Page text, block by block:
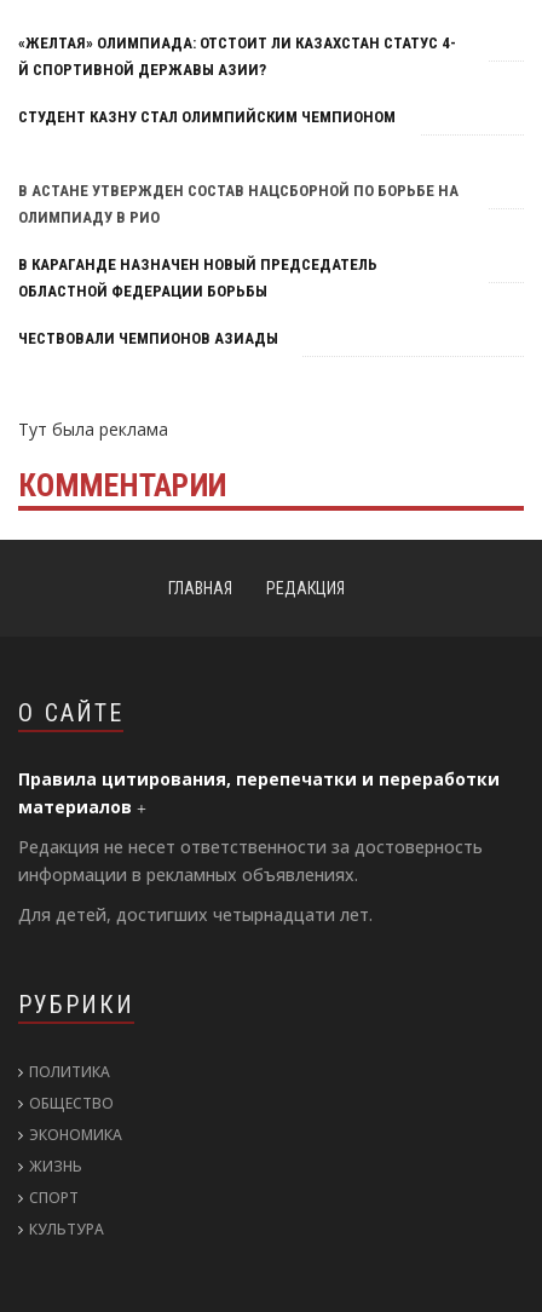
Тут была реклама
«ЖЕЛТАЯ» ОЛИМПИАДА: ОТСТОИТ ЛИ КАЗАХСТАН СТАТУС 4-
Й СПОРТИВНОЙ ДЕРЖАВЫ АЗИИ?
СТУДЕНТ КАЗНУ СТАЛ ОЛИМПИЙСКИМ ЧЕМПИОНОМ
В АСТАНЕ УТВЕРЖДЕН СОСТАВ НАЦСБОРНОЙ ПО БОРЬБЕ НА
ОЛИМПИАДУ В РИО
В КАРАГАНДЕ НАЗНАЧЕН НОВЫЙ ПРЕДСЕДАТЕЛЬ
ОБЛАСТНОЙ ФЕДЕРАЦИИ БОРЬБЫ
ЧЕСТВОВАЛИ ЧЕМПИОНОВ АЗИАДЫ
Тут была реклама
КОММЕНТАРИИ
ГЛАВНАЯ РЕДАКЦИЯ
О САЙТЕ
Правила цитирования, перепечатки и переработки
материалов
Редакция не несет ответственности за достоверность
информации в рекламных объявлениях.
Для детей, достигших четырнадцати лет.
РУБРИКИ
ПОЛИТИКА
ОБЩЕСТВО
ЭКОНОМИКА
ЖИЗНЬ
СПОРТ
КУЛЬТУРА